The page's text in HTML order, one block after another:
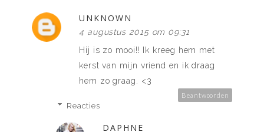
UNKNOWN
4 augustus 2015 om 09:31
Hij is zo mooi!! Ik kreeg hem met
kerst van mijn vriend en ik draag
hem zo graag. <3
Beantwoorden
Reacties
DAPHNE